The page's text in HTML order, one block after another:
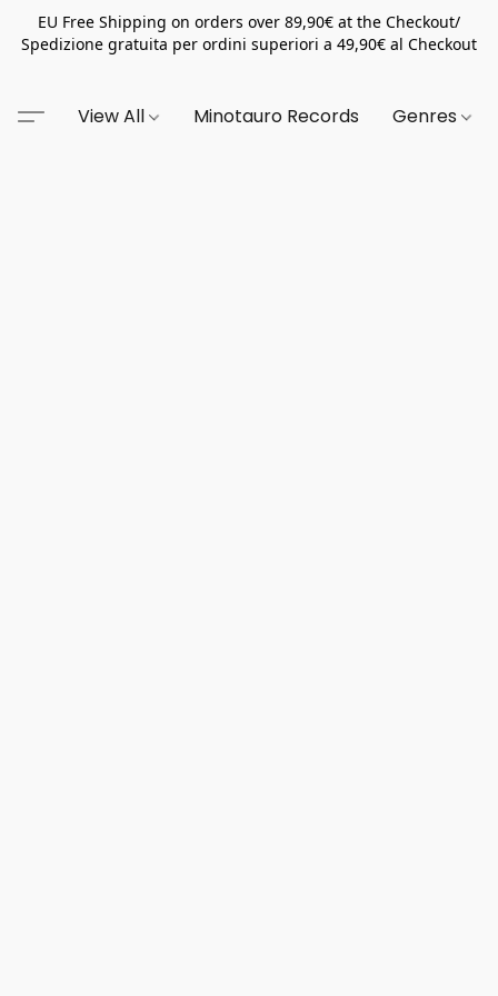
EU Free Shipping on orders over 89,90€ at the Checkout/
Spedizione gratuita per ordini superiori a 49,90€ al Checkout
View All Minotauro Records Genres